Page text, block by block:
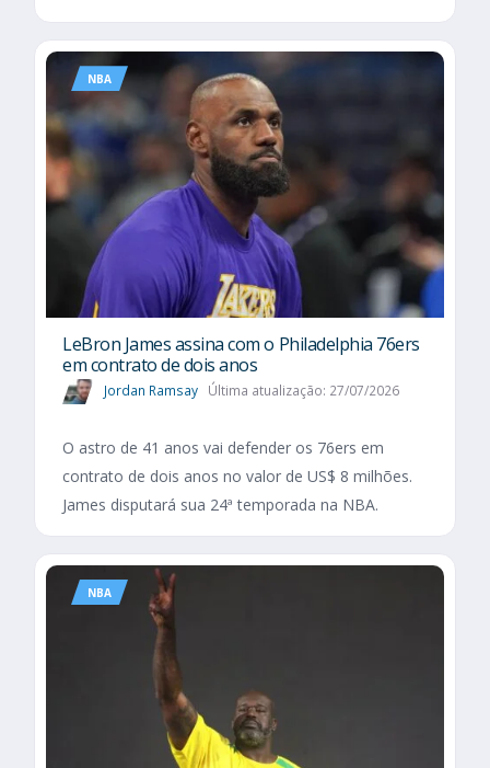
NBA
LeBron James assina com o Philadelphia 76ers
em contrato de dois anos
Jordan Ramsay Última atualização: 27/07/2026
O astro de 41 anos vai defender os 76ers em
contrato de dois anos no valor de US$ 8 milhões.
James disputará sua 24ª temporada na NBA.
NBA